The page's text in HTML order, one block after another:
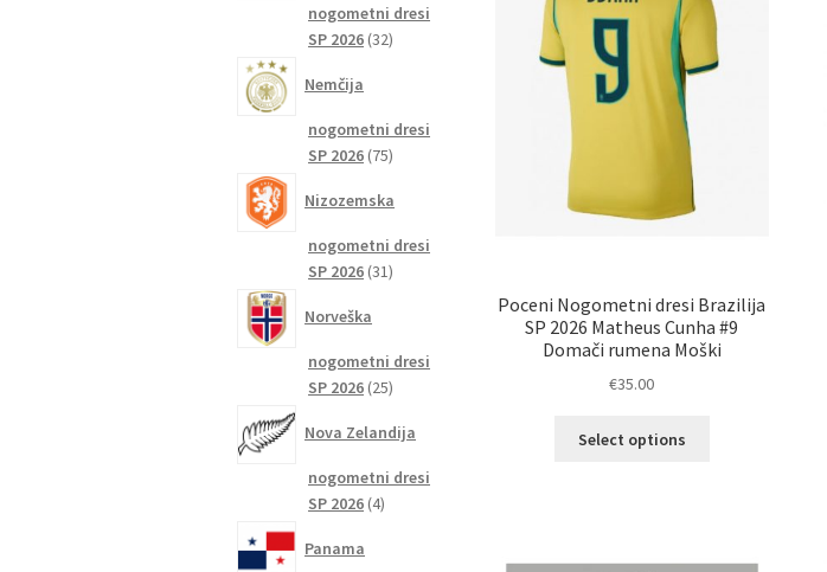
Poceni Nogometni dresi Brazilija
SP 2026 Matheus Cunha #9
Domači rumena Moški
€35.00
Select options
nogometni dresi
SP 2026 3232
Nemčija
nogometni dresi
SP 2026 7575
Nizozemska
nogometni dresi
SP 2026 3131
Norveška
nogometni dresi
SP 2026 2525
Nova Zelandija
nogometni dresi
SP 2026 44
Panama